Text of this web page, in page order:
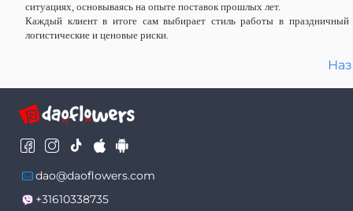
ситуациях, основываясь на опыте поставок прошлых лет.
Каждый клиент в итоге сам выбирает стиль работы в праздничный
логистические и ценовые риски.
dao@daoflowers.com
+31610338735